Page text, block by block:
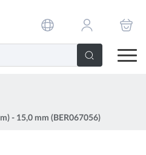
- 15,0 mm (BER067056)